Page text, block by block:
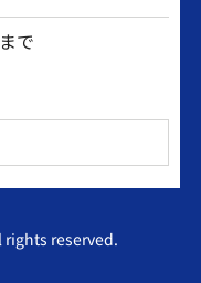
で
rights reserved.